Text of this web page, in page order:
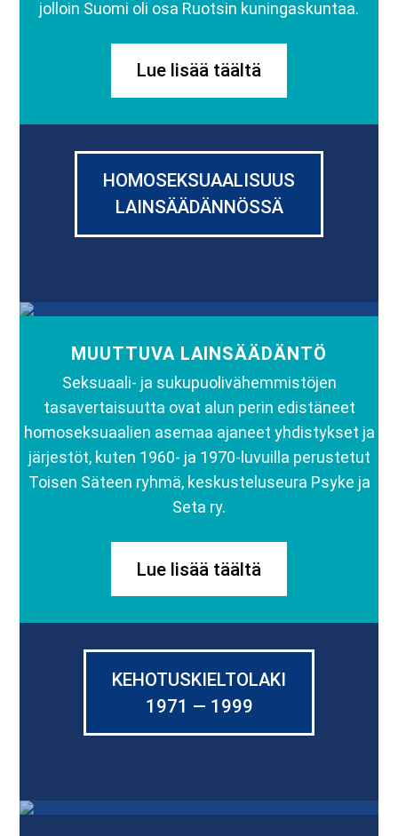
jolloin Suomi oli osa Ruotsin kuningaskuntaa.
Lue lisää täältä
HOMOSEKSUAALISUUS
LAINSÄÄDÄNNÖSSÄ
MUUTTUVA LAINSÄÄDÄNTÖ
Seksuaali- ja sukupuolivähemmistöjen
tasavertaisuutta ovat alun perin edistäneet
homoseksuaalien asemaa ajaneet yhdistykset ja
järjestöt, kuten 1960- ja 1970-luvuilla perustetut
Toisen Säteen ryhmä, keskusteluseura Psyke ja
Seta ry.
Lue lisää täältä
KEHOTUSKIELTOLAKI
1971 — 1999